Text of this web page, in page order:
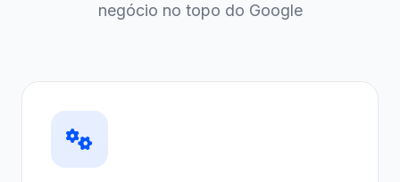
negócio no topo do Google